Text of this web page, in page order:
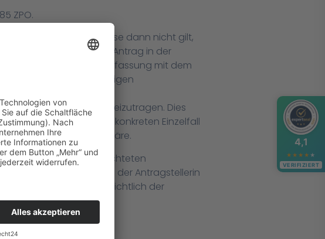
ZPO.
ausnahmsweise dann nicht gilt,
kann, dass der Antrag in der
wäre die Befassung mit dem
a.a.O.). Im selbstständigen
Das selbständige
eines Rechtsstreits beizutragen. Dies
Prüfung, ob im konkreten Einzelfall
wäre, überfrachtet wäre.
gerichteten
nicht voraus, dass der Antragstellerin
hinsichtlich der
bemüht hat.
4,1
★ ★ ★ ★ ★
VERIFIZIERT